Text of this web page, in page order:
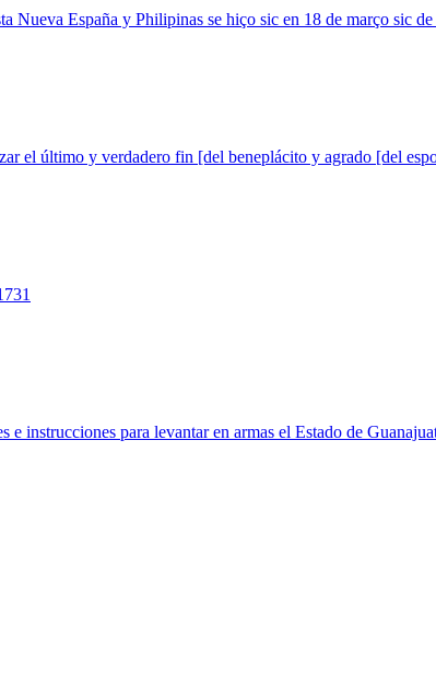
Nueva España y Philipinas se hiço sic en 18 de março sic
el último y verdadero fin [del beneplácito y agrado [del
instrucciones para levantar en armas el Estado de